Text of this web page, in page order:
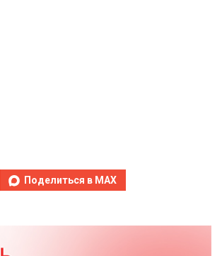
Поделиться в MAX